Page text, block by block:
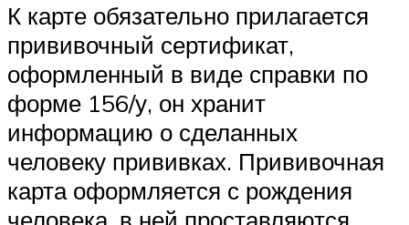
К карте обязательно прилагается
прививочный сертификат,
оформленный в виде справки по
форме 156/у, он хранит
информацию о сделанных
человеку прививках. Прививочная
карта оформляется с рождения